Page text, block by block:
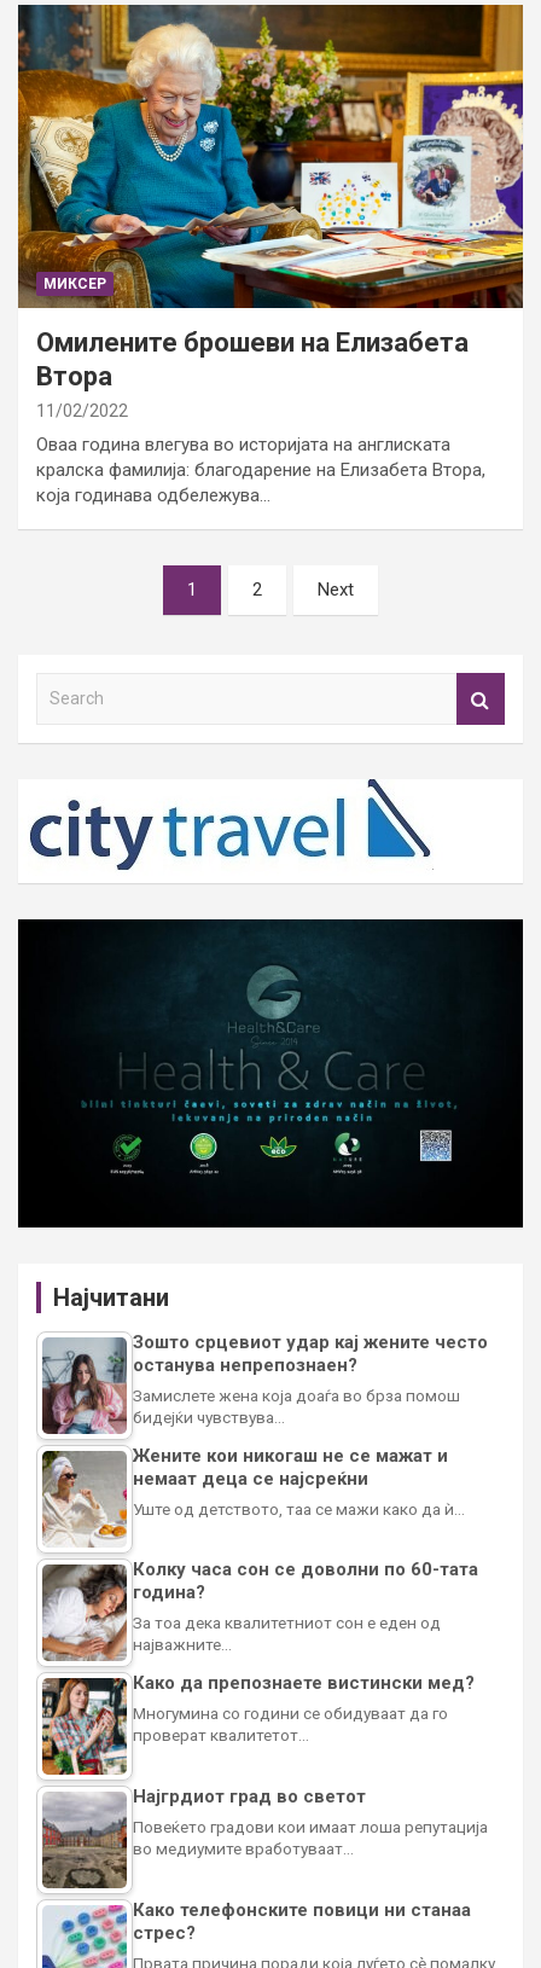
МИКСЕР
Омилените брошеви на Елизабета
Втора
11/02/2022
Оваа година влегува во историјата на англиската
кралска фамилија: благодарение на Елизабета Втора,
која годинава одбележува…
1 2 Next
h
Најчитани
Зошто срцевиот удар кај жените често
останува непрепознаен?
Замислете жена која доаѓа во брза помош
бидејќи чувствува…
Жените кои никогаш не се мажат и
немаат деца се најсреќни
Уште од детството, таа се мажи како да ѝ…
Колку часа сон се доволни по 60-тата
година?
За тоа дека квалитетниот сон е еден од
најважните…
Како да препознаете вистински мед?
Многумина со години се обидуваат да го
проверат квалитетот…
Најгрдиот град во светот
Повеќето градови кои имаат лоша репутација
во медиумите вработуваат…
Како телефонските повици ни станаа
стрес?
Првата причина поради која луѓето сè помалку